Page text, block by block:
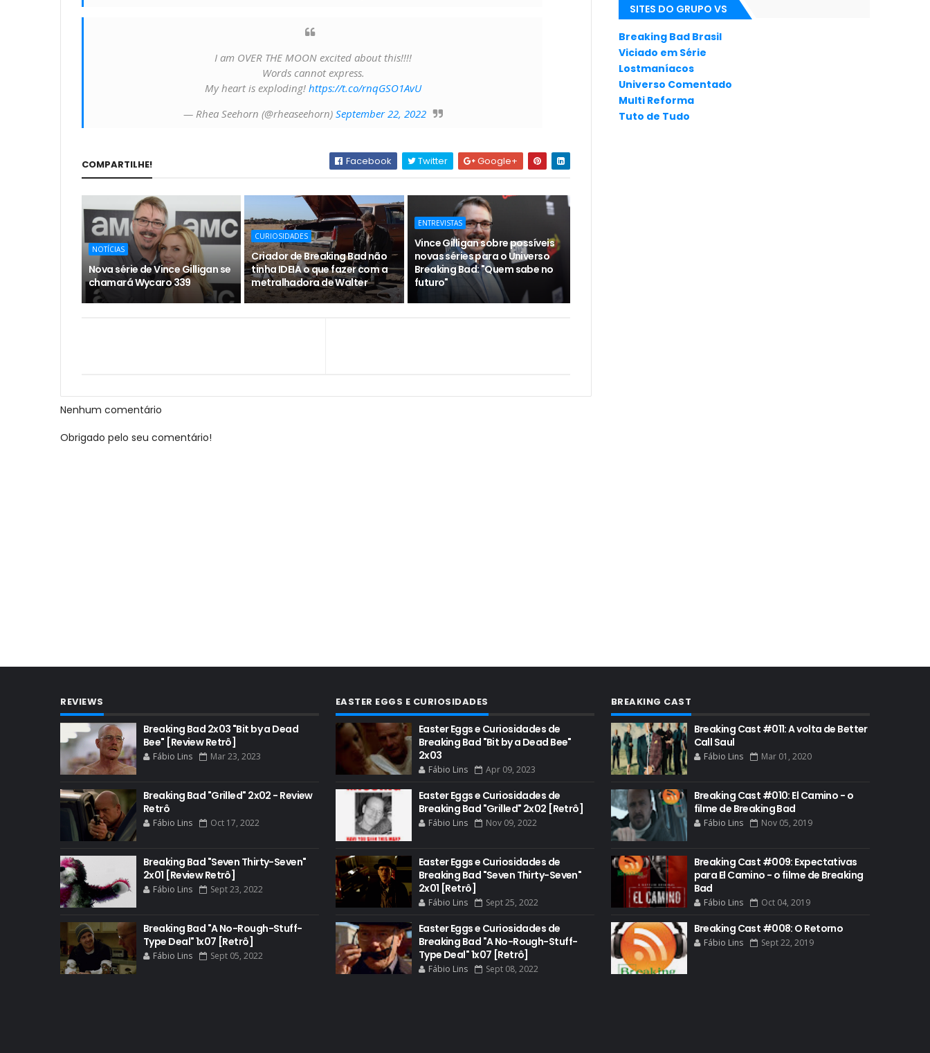
I am OVER THE MOON excited about this!!!!
Words cannot express.
My heart is exploding!https://t.co/rnqGSO1AvU
— Rhea Seehorn (@rheaseehorn)September 22, 2022
COMPARTILHE! Facebook Twitter Google+
NOTÍCIAS
Nova série de Vince Gilligan se
chamará Wycaro 339
CURIOSIDADES
Criador de Breaking Bad não
tinha IDEIA o que fazer com a
metralhadora de Walter
ENTREVISTAS
Vince Gilligan sobre possíveis
novas séries para o Universo
Breaking Bad: "Quem sabe no
futuro"
Nenhum comentário
Obrigado pelo seu comentário!
ANIMAÇÃO
ANNA GUNN
APLICATIVOS
ARTES
AUDIÊNCIA
COMIC CON EXPERIENCE
COMIC-CON 2012
COMIC-CON 2013
COMIC-CON 2018
CONHEÇA BREAKING BAD
CRITICS CHOICE AWARDS
CURIOSIDADES
DGA AWARDS
DVD
DEAN NORRIS
DOCUMENTÁRIO
DOS HOMBRES MEZCAL
SITES DO GRUPO VS
Breaking Bad Brasil
Viciado em Série
Lostmaníacos
Universo Comentado
Multi Reforma
Tuto de Tudo
REVIEWS
Breaking Bad 2x03 "Bit by a Dead
Bee" [Review Retrô]
Fábio Lins Mar 23, 2023
Breaking Bad "Grilled" 2x02 - Review
Retrô
Fábio Lins Oct 17, 2022
Breaking Bad "Seven Thirty-Seven"
2x01 [Review Retrô]
Fábio Lins Sept 23, 2022
Breaking Bad "A No-Rough-Stuff-
Type Deal" 1x07 [Retrô]
Fábio Lins Sept 05, 2022
EASTER EGGS E CURIOSIDADES
Easter Eggs e Curiosidades de
Breaking Bad "Bit by a Dead Bee"
2x03
Fábio Lins Apr 09, 2023
Easter Eggs e Curiosidades de
Breaking Bad "Grilled" 2x02 [Retrô]
Fábio Lins Nov 09, 2022
Easter Eggs e Curiosidades de
Breaking Bad "Seven Thirty-Seven"
2x01 [Retrô]
Fábio Lins Sept 25, 2022
Easter Eggs e Curiosidades de
Breaking Bad "A No-Rough-Stuff-
Type Deal" 1x07 [Retrô]
Fábio Lins Sept 08, 2022
BREAKING CAST
Breaking Cast #011: A volta de Better
Call Saul
Fábio Lins Mar 01, 2020
Breaking Cast #010: El Camino - o
filme de Breaking Bad
Fábio Lins Nov 05, 2019
Breaking Cast #009: Expectativas
para El Camino - o filme de Breaking
Bad
Fábio Lins Oct 04, 2019
Breaking Cast #008: O Retorno
Fábio Lins Sept 22, 2019